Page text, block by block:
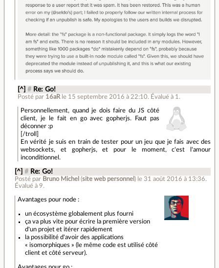
[^] # Re: Go!
Posté par 16aR le 15 septembre 2016 à 22:10. Évalué à 1 .
Personnellement, quand je dois faire du JS côté
client, je le fait en go avec gopherjs. Faut pas
déconner :p
[/troll]
En vérité je suis en train de tester pour un jeu que je fais avec des
websockets, et gopherjs, et pour le moment, c'est l'amour
inconditionnel.
[^] # Re: Go!
Posté par Bruno Michel (site web personnel ) le 31 août 2016 à 13:36.
Évalué à 9.
Avantages pour node :
un écosystème globalement plus fourni
ça va plus vite pour écrire la première version
d'un projet et itérer rapidement
la possibilité d'avoir des applications
« isomorphiques » (le même code est utilisé côté
client et côté serveur).